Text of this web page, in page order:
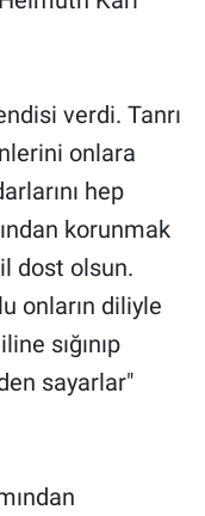
verdi. Tanrı
onlara
hep
korunmak
dost olsun.
onların diliyle
sığınıp
sayarlar"